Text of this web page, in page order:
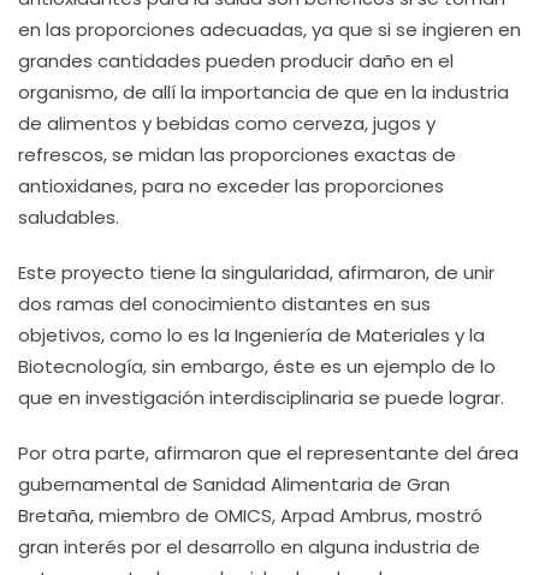
en las proporciones adecuadas, ya que si se ingieren en
grandes cantidades pueden producir daño en el
organismo, de allí la importancia de que en la industria
de alimentos y bebidas como cerveza, jugos y
refrescos, se midan las proporciones exactas de
antioxidanes, para no exceder las proporciones
saludables.
Este proyecto tiene la singularidad, afirmaron, de unir
dos ramas del conocimiento distantes en sus
objetivos, como lo es la Ingeniería de Materiales y la
Biotecnología, sin embargo, éste es un ejemplo de lo
que en investigación interdisciplinaria se puede lograr.
Por otra parte, afirmaron que el representante del área
gubernamental de Sanidad Alimentaria de Gran
Bretaña, miembro de OMICS, Arpad Ambrus, mostró
gran interés por el desarrollo en alguna industria de